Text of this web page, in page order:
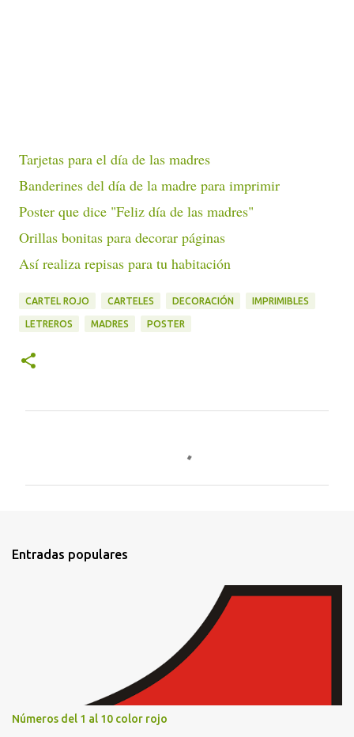
Tarjetas para el día de las madres
Banderines del día de la madre para imprimir
Poster que dice "Feliz día de las madres"
Orillas bonitas para decorar páginas
Así realiza repisas para tu habitación
CARTEL ROJO CARTELES DECORACIÓN IMPRIMIBLES
LETREROS MADRES POSTER
t
Entradas populares
Números del 1 al 10 color rojo